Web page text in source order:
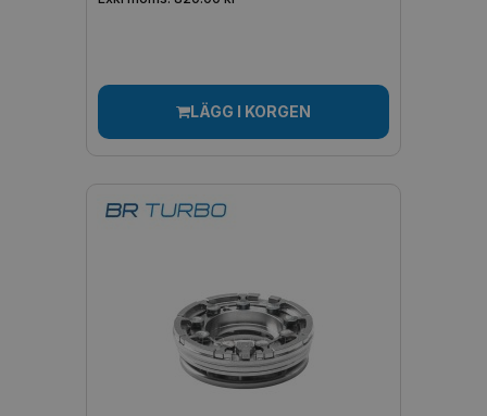
LÄGG I KORGEN